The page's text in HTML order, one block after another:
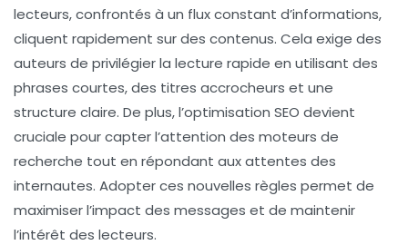
lecteurs, confrontés à un flux constant d’informations,
cliquent rapidement sur des contenus. Cela exige des
auteurs de privilégier la lecture rapide en utilisant des
phrases courtes, des titres accrocheurs et une
structure claire. De plus, l’optimisation SEO devient
cruciale pour capter l’attention des moteurs de
recherche tout en répondant aux attentes des
internautes. Adopter ces nouvelles règles permet de
maximiser l’impact des messages et de maintenir
l’intérêt des lecteurs.